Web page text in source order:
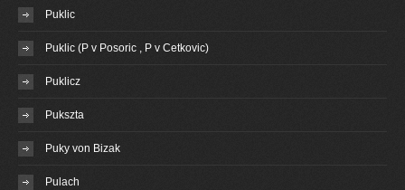
Puklic
Puklic (P v Posoric , P v Cetkovic)
Puklicz
Pukszta
Puky von Bizak
Pulach